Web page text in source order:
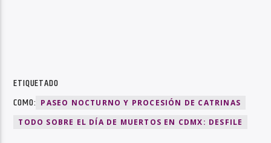
ETIQUETADO
COMO: PASEO NOCTURNO Y PROCESIÓN DE CATRINAS
TODO SOBRE EL DÍA DE MUERTOS EN CDMX: DESFILE